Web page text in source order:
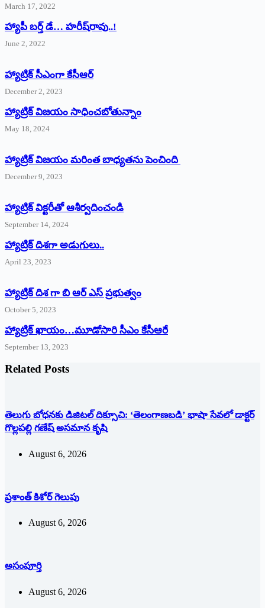
March 17, 2022
హ్యాపీ బర్త్ ‌డే… హరీష్‌రావు..!
June 2, 2022
హ్యాట్రిక్‌ ‌సీఎంగా కేసీఆర్‌
December 2, 2023
హ్యాట్రిక్‌ విజయం సాధించబోతున్నాం
May 18, 2024
హ్యాట్రిక్ విజయం మరింత బాధ్యతను పెంచింది
December 9, 2023
హ్యాట్రిక్‌ ‌విక్టరీతో ఆశీర్వదించండి
September 14, 2024
‌హ్యాట్రిక్‌ ‌దిశగా అడుగులు..
April 23, 2023
హ్యాట్రిక్ దిశ గా బి ఆర్ ఎస్ ప్రభుత్వం
October 5, 2023
హ్యాట్రిక్‌ ‌ఖాయం…మూడోసారి సీఎం కేసీఆరే
September 13, 2023
Related Posts
తెలుగు బోధనకు డిజిటల్ దిక్సూచి: ‘తెలంగాణబడి’ భాషా సేవలో డాక్టర్
గొల్లపల్లి గణేష్ అసమాన కృషి
August 6, 2026
ప్రశాంత్‌ ‌కిశోర్‌ ‌గెలుపు
August 6, 2026
అసంపూర్తి
August 6, 2026